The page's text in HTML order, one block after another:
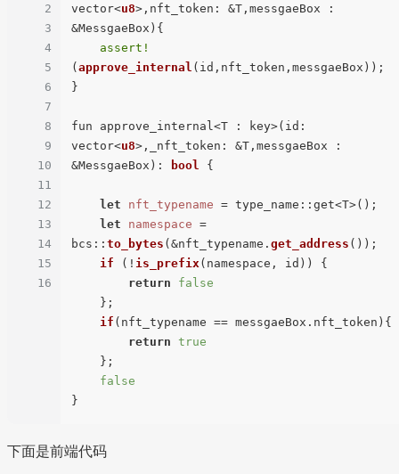
2
3
4
5
6
7
8
9
10
11
12
13
14
15
16
vector<u8>,nft_token: &T,messgaeBox :
&MessgaeBox){
assert!
( approve_internal (id,nft_token,messgaeBox));
}
fun approve_internal<T : key>(id:
vector<u8>,_nft_token: &T,messgaeBox :
&MessgaeBox):
bool {
let nft_typename = type_name::get<T>();
let
namespace =
bcs:: to_bytes (&nft_typename. get_address ());
if (! is_prefix (namespace, id)) {
return
false
if (nft_typename == messgaeBox.nft_token){
return true
false
下面是前端代码